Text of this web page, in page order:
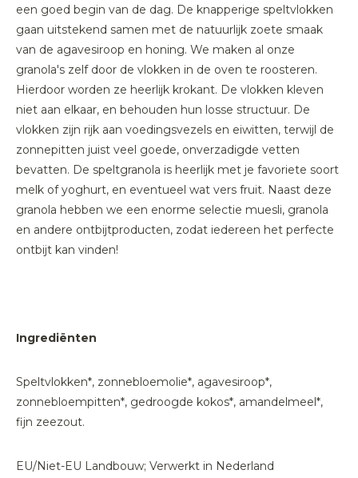
een goed begin van de dag. De knapperige speltvlokken
gaan uitstekend samen met de natuurlijk zoete smaak
van de agavesiroop en honing. We maken al onze
granola's zelf door de vlokken in de oven te roosteren.
Hierdoor worden ze heerlijk krokant. De vlokken kleven
niet aan elkaar, en behouden hun losse structuur. De
vlokken zijn rijk aan voedingsvezels en eiwitten, terwijl de
zonnepitten juist veel goede, onverzadigde vetten
bevatten. De speltgranola is heerlijk met je favoriete soort
melk of yoghurt, en eventueel wat vers fruit. Naast deze
granola hebben we een enorme selectie muesli, granola
en andere ontbijtproducten, zodat iedereen het perfecte
ontbijt kan vinden!
Ingrediënten
Speltvlokken*, zonnebloemolie*, agavesiroop*,
zonnebloempitten*, gedroogde kokos*, amandelmeel*,
fijn zeezout.
EU/Niet-EU Landbouw; Verwerkt in Nederland